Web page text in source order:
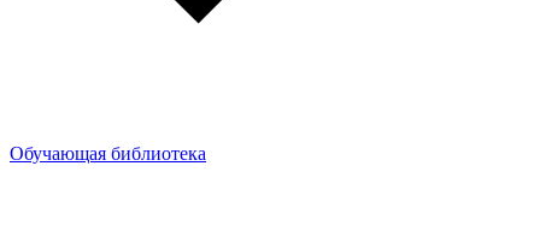
Обучающая библиотека